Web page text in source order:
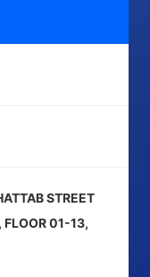
STREET
FLOOR 01-13,